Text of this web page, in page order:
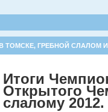
ТОМСКЕ, ГРЕБНОЙ СЛАЛОМ
Итоги
Открытого
слалому 2012.